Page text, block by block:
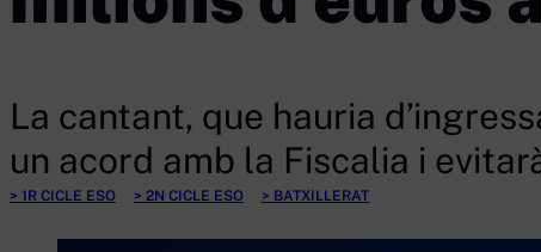
La cantant, que hauria
un acord amb la Fiscalia i
1R CICLE ESO 2N CICLE ESO BATXILLERAT